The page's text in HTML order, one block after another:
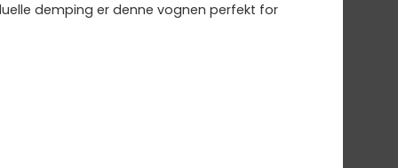
demping er denne vognen perfekt for